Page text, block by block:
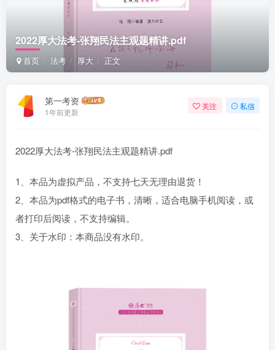
2022厚大法考-张翔民法主观题精讲.pdf
首页 法考 厚大 正文
第一考资
1年前更新
关注 私信
2022厚大法考-张翔民法主观题精讲.pdf
1、本品为虚拟产品，不支持七天无理由退货！
2、本品为pdf格式的电子书，清晰，适合电脑手机阅读，或
者打印后阅读，不支持编辑。
3、关于水印：本商品没有水印。